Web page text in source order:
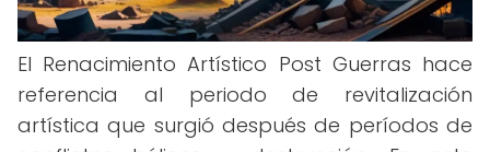
El Renacimiento Artístico Post Guerras hace
referencia al periodo de revitalización
artística que surgió después de períodos de